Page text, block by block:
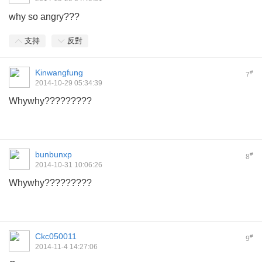
why so angry???
支持 反對
7#
Kinwangfung
2014-10-29 05:34:39
Whywhy?????????
8#
bunbunxp
2014-10-31 10:06:26
Whywhy?????????
9#
Ckc050011
2014-11-4 14:27:06